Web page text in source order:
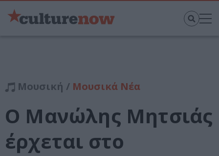
Μουσική / Μουσικά Νέα
Ο Μανώλης Μητσιάς
έρχεται στο